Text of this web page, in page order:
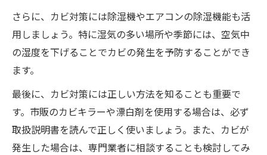
さらに、カビ対策には除湿機やエアコンの除湿機能も活
用しましょう。特に湿気の多い場所や季節には、空気中
の湿度を下げることでカビの発生を予防することができ
ます。
最後に、カビ対策には正しい方法を知ることも重要で
す。市販のカビキラーや漂白剤を使用する場合は、必ず
取扱説明書を読んで正しく使いましょう。また、カビが
発生した場合は、専門業者に相談することも検討してみ